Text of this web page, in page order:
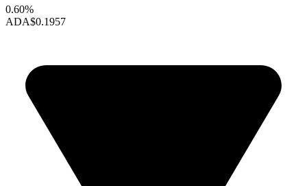
0.60%
ADA$0.1957